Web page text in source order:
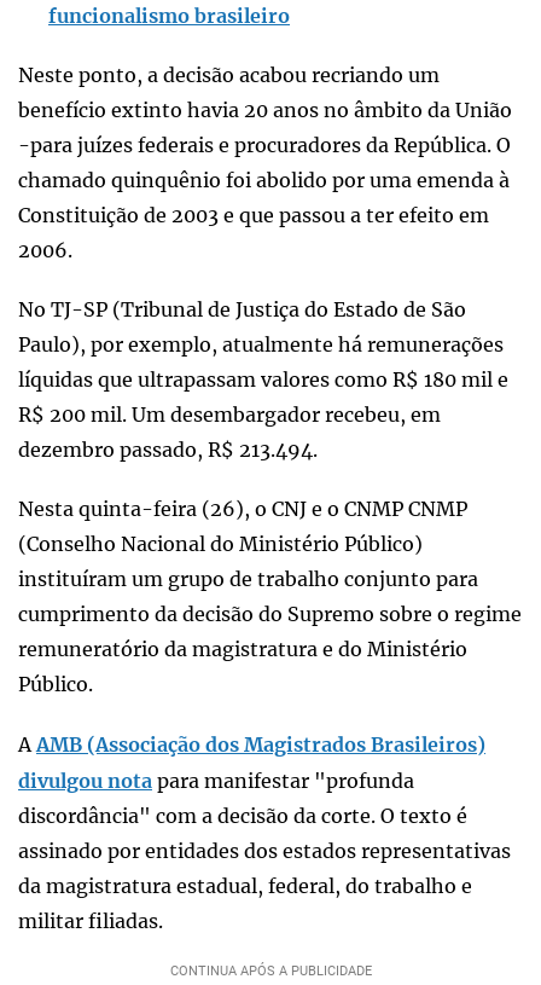
funcionalismo brasileiro
Neste ponto, a decisão acabou recriando um
benefício extinto havia 20 anos no âmbito da União
-para juízes federais e procuradores da República. O
chamado quinquênio foi abolido por uma emenda à
Constituição de 2003 e que passou a ter efeito em
2006.
No TJ-SP (Tribunal de Justiça do Estado de São
Paulo), por exemplo, atualmente há remunerações
líquidas que ultrapassam valores como R$ 180 mil e
R$ 200 mil. Um desembargador recebeu, em
dezembro passado, R$ 213.494.
Nesta quinta-feira (26), o CNJ e o CNMP CNMP
(Conselho Nacional do Ministério Público)
instituíram um grupo de trabalho conjunto para
cumprimento da decisão do Supremo sobre o regime
remuneratório da magistratura e do Ministério
Público.
AAMB (Associação dos Magistrados Brasileiros)
divulgou nota para manifestar "profunda
discordância" com a decisão da corte. O texto é
assinado por entidades dos estados representativas
da magistratura estadual, federal, do trabalho e
militar filiadas.